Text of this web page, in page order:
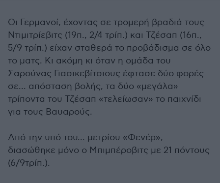
Οι Γερμανοί, έχοντας σε τρομερή βραδιά τους
Ντιμιτρίεβιτς (19π., 2/4 τρίπ.) και Τζέσαπ (16π.,
5/9 τρίπ.) είχαν σταθερά το προβάδισμα σε όλο
το ματς. Κι ακόμη κι όταν η ομάδα του
Σαρούνας Γιασικεβίτσιους έφτασε δύο φορές
σε... απόσταση βολής, τα δύο «μεγάλα»
τρίποντα του Τζέσαπ «τελείωσαν» το παιχνίδι
για τους Βαυαρούς.
Από την υπό του... μετρίου «Φενέρ»,
διασώθηκε μόνο ο Μπιμπέροβιτς με 21 πόντους
(6/9τρίπ.).